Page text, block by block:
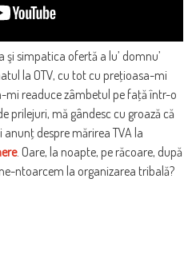
simpatica ofertă a lu’ domnu’
la OTV, cu tot cu preţioasa-mi
mi readuce zâmbetul pe faţă într-o
prilejuri, mă gândesc cu groază că
despre mărirea TVA la
. Oare, la noapte, pe răcoare, după
ntoarcem la organizarea tribală?